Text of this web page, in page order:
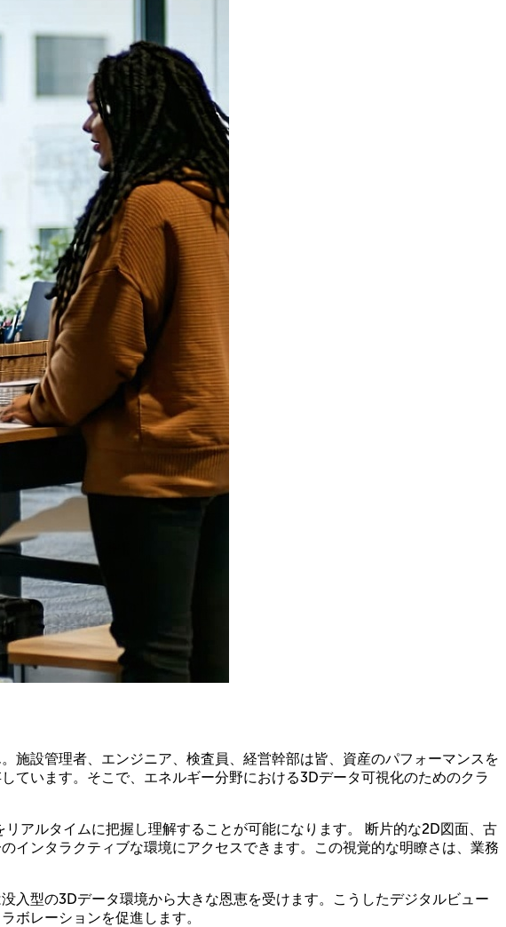
施設管理者、エンジニア、検査員、経営幹部は皆、資産のパフォーマンスを
ています。そこで、エネルギー分野における3Dデータ可視化のためのクラ
アルタイムに把握し理解することが可能になります。 断片的な2D図面、古
インタラクティブな環境にアクセスできます。この視覚的な明瞭さは、業務
入型の3Dデータ環境から大きな恩恵を受けます。こうしたデジタルビュー
ボレーションを促進します。